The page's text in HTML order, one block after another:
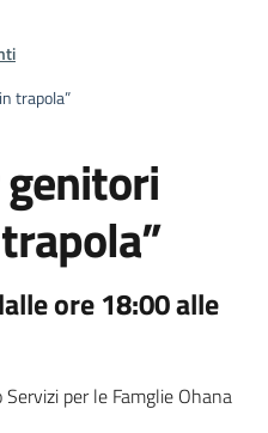
trapola”
ore 18:00 alle
per le Famglie Ohana